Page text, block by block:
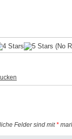
(No
Felder sind mit*